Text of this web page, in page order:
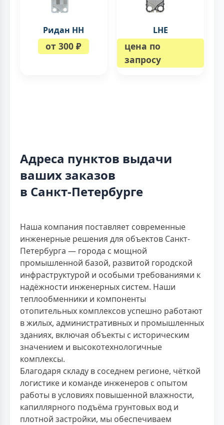
Ридан НН
от 300 ₽
LHE
цена по
запросу
Адреса пунктов выдачи
ваших заказов
в Санкт-Петербурге
Наша компания поставляет современные
инженерные решения для объектов Санкт-
Петербурга — города с мощной
промышленной базой, развитой городской
инфраструктурой и особыми требованиями к
надёжности инженерных систем. Наши
теплообменники и компоненты
отопительных комплексов успешно работают
в жилых, административных и промышленных
зданиях, включая объекты с историческим
значением и высокотехнологичные
комплексы.
Благодаря складу в соседнем регионе, чёткой
логистике и команде инженеров с опытом
работы в условиях повышенной влажности,
капиллярного подъёма грунтовых вод и
плотной застройки, мы обеспечиваем